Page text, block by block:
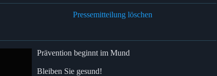
Pressemitteilung löschen
Prävention beginnt im Mund
Bleiben Sie gesund!